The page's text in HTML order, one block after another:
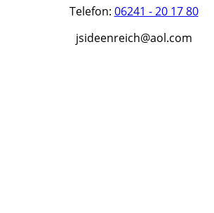
Telefon: 06241 - 20 17 80
jsideenreich@aol.com